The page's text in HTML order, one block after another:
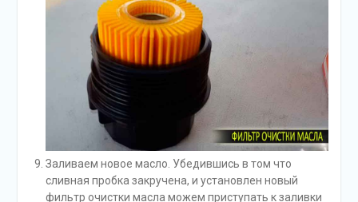
Заливаем новое масло. Убедившись в том что
сливная пробка закручена, и установлен новый
фильтр очистки масла можем приступать к заливки